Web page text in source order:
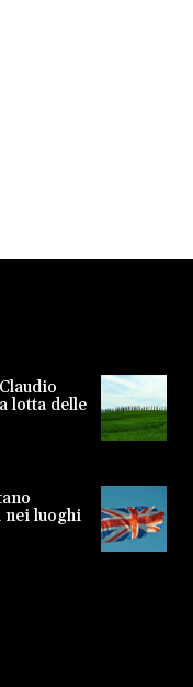
lotta delle
nei luoghi